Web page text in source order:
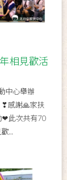
相見歡活
中心舉辦
❣感謝🙏家扶
❤此次共有70
...